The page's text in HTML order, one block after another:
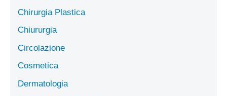
Chirurgia Plastica
Chiururgia
Circolazione
Cosmetica
Dermatologia